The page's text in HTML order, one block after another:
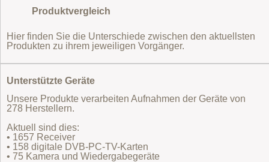
Produktvergleich
Hier finden Sie die Unterschiede zwischen den aktuellsten
Produkten zu ihrem jeweiligen Vorgänger.
Unterstützte Geräte
Unsere Produkte verarbeiten Aufnahmen der Geräte von
278 Herstellern.
Aktuell sind dies:
• 1657 Receiver
• 158 digitale DVB-PC-TV-Karten
• 75 Kamera und Wiedergabegeräte